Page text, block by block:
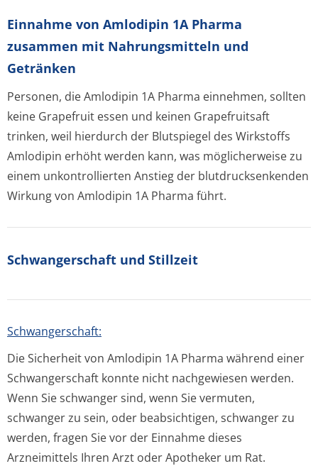
Einnahme von Amlodipin 1A Pharma
zusammen mit Nahrungsmitteln und
Getränken
Personen, die Amlodipin 1A Pharma einnehmen, sollten
keine Grapefruit essen und keinen Grapefruitsaft
trinken, weil hierdurch der Blutspiegel des Wirkstoffs
Amlodipin erhöht werden kann, was möglicherweise zu
einem unkontrollierten Anstieg der blutdrucksenkenden
Wirkung von Amlodipin 1A Pharma führt.
Schwangerschaft und Stillzeit
Schwangerschaft:
Die Sicherheit von Amlodipin 1A Pharma während einer
Schwangerschaft konnte nicht nachgewiesen werden.
Wenn Sie schwanger sind, wenn Sie vermuten,
schwanger zu sein, oder beabsichtigen, schwanger zu
werden, fragen Sie vor der Einnahme dieses
Arzneimittels Ihren Arzt oder Apotheker um Rat.